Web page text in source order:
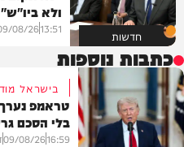
חדשות
ולא ביו"ש"
13:51
08/26
כתבות נוספות
בישראל
טראמפ נערך
בלי הסכם
16:59
09/08/26